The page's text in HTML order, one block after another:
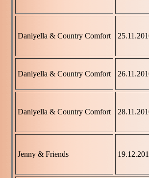
Daniyella & Country Comfort
Daniyella & Country Comfort
Daniyella & Country Comfort
Jenny & Friends